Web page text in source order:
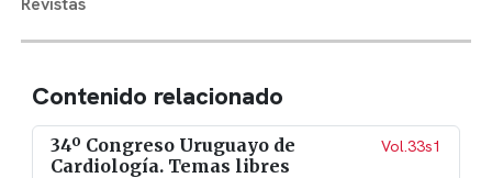
Contenido relacionado
34º Congreso Uruguayo de
Cardiología. Temas libres
Vol.33s1